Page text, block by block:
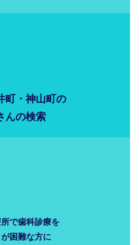
町・神山町の
んの検索
で歯科診療を
困難な方に